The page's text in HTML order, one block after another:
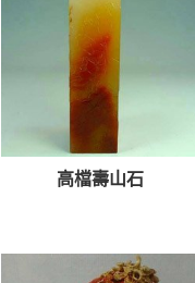
高檔壽山石